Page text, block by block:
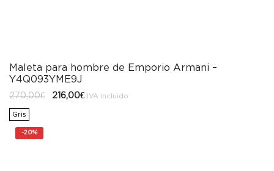
Maleta para hombre de Emporio Armani –
Y4Q093YME9J
270,00€
El
precio
216,00€ElIVA incluido
Gris
-20%